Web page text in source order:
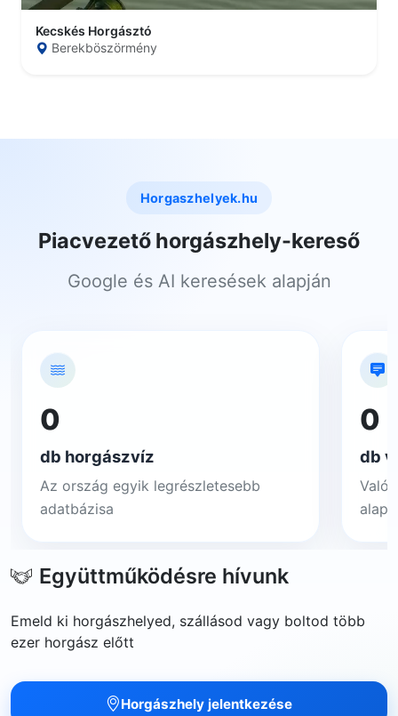
Kecskés Horgásztó
Berekböszörmény
Horgaszhelyek.hu
Piacvezető horgászhely-kereső
Google és AI keresések alapján
0
db horgászvíz
Az ország egyik legrészletesebb
adatbázisa
0
db
Együttműködésre hívunk
Emeld ki horgászhelyed, szállásod vagy boltod több
ezer horgász előtt
Horgászhely jelentkezése